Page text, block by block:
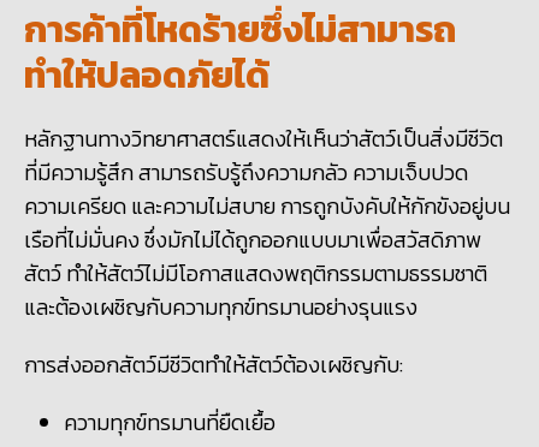
การค้าที่โหดร้ายซึ่งไม่สามารถ
ทำให้ปลอดภัยได้
หลักฐานทางวิทยาศาสตร์แสดงให้เห็นว่าสัตว์เป็นสิ่งมีชีวิต
ที่มีความรู้สึก สามารถรับรู้ถึงความกลัว ความเจ็บปวด
ความเครียด และความไม่สบาย การถูกบังคับให้กักขังอยู่บน
เรือที่ไม่มั่นคง ซึ่งมักไม่ได้ถูกออกแบบมาเพื่อสวัสดิภาพ
สัตว์ ทำให้สัตว์ไม่มีโอกาสแสดงพฤติกรรมตามธรรมชาติ
และต้องเผชิญกับความทุกข์ทรมานอย่างรุนแรง
การส่งออกสัตว์มีชีวิตทำให้สัตว์ต้องเผชิญกับ:
ความทุกข์ทรมานที่ยืดเยื้อ